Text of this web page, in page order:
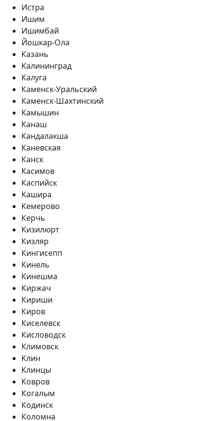
Истра
Ишим
Ишимбай
Йошкар-Ола
Казань
Калининград
Калуга
Каменск-Уральский
Каменск-Шахтинский
Камышин
Канаш
Кандалакша
Каневская
Канск
Касимов
Каспийск
Кашира
Кемерово
Керчь
Кизилюрт
Кизляр
Кингисепп
Кинель
Кинешма
Киржач
Кириши
Киров
Киселевск
Кисловодск
Климовск
Клин
Клинцы
Ковров
Когалым
Кодинск
Коломна